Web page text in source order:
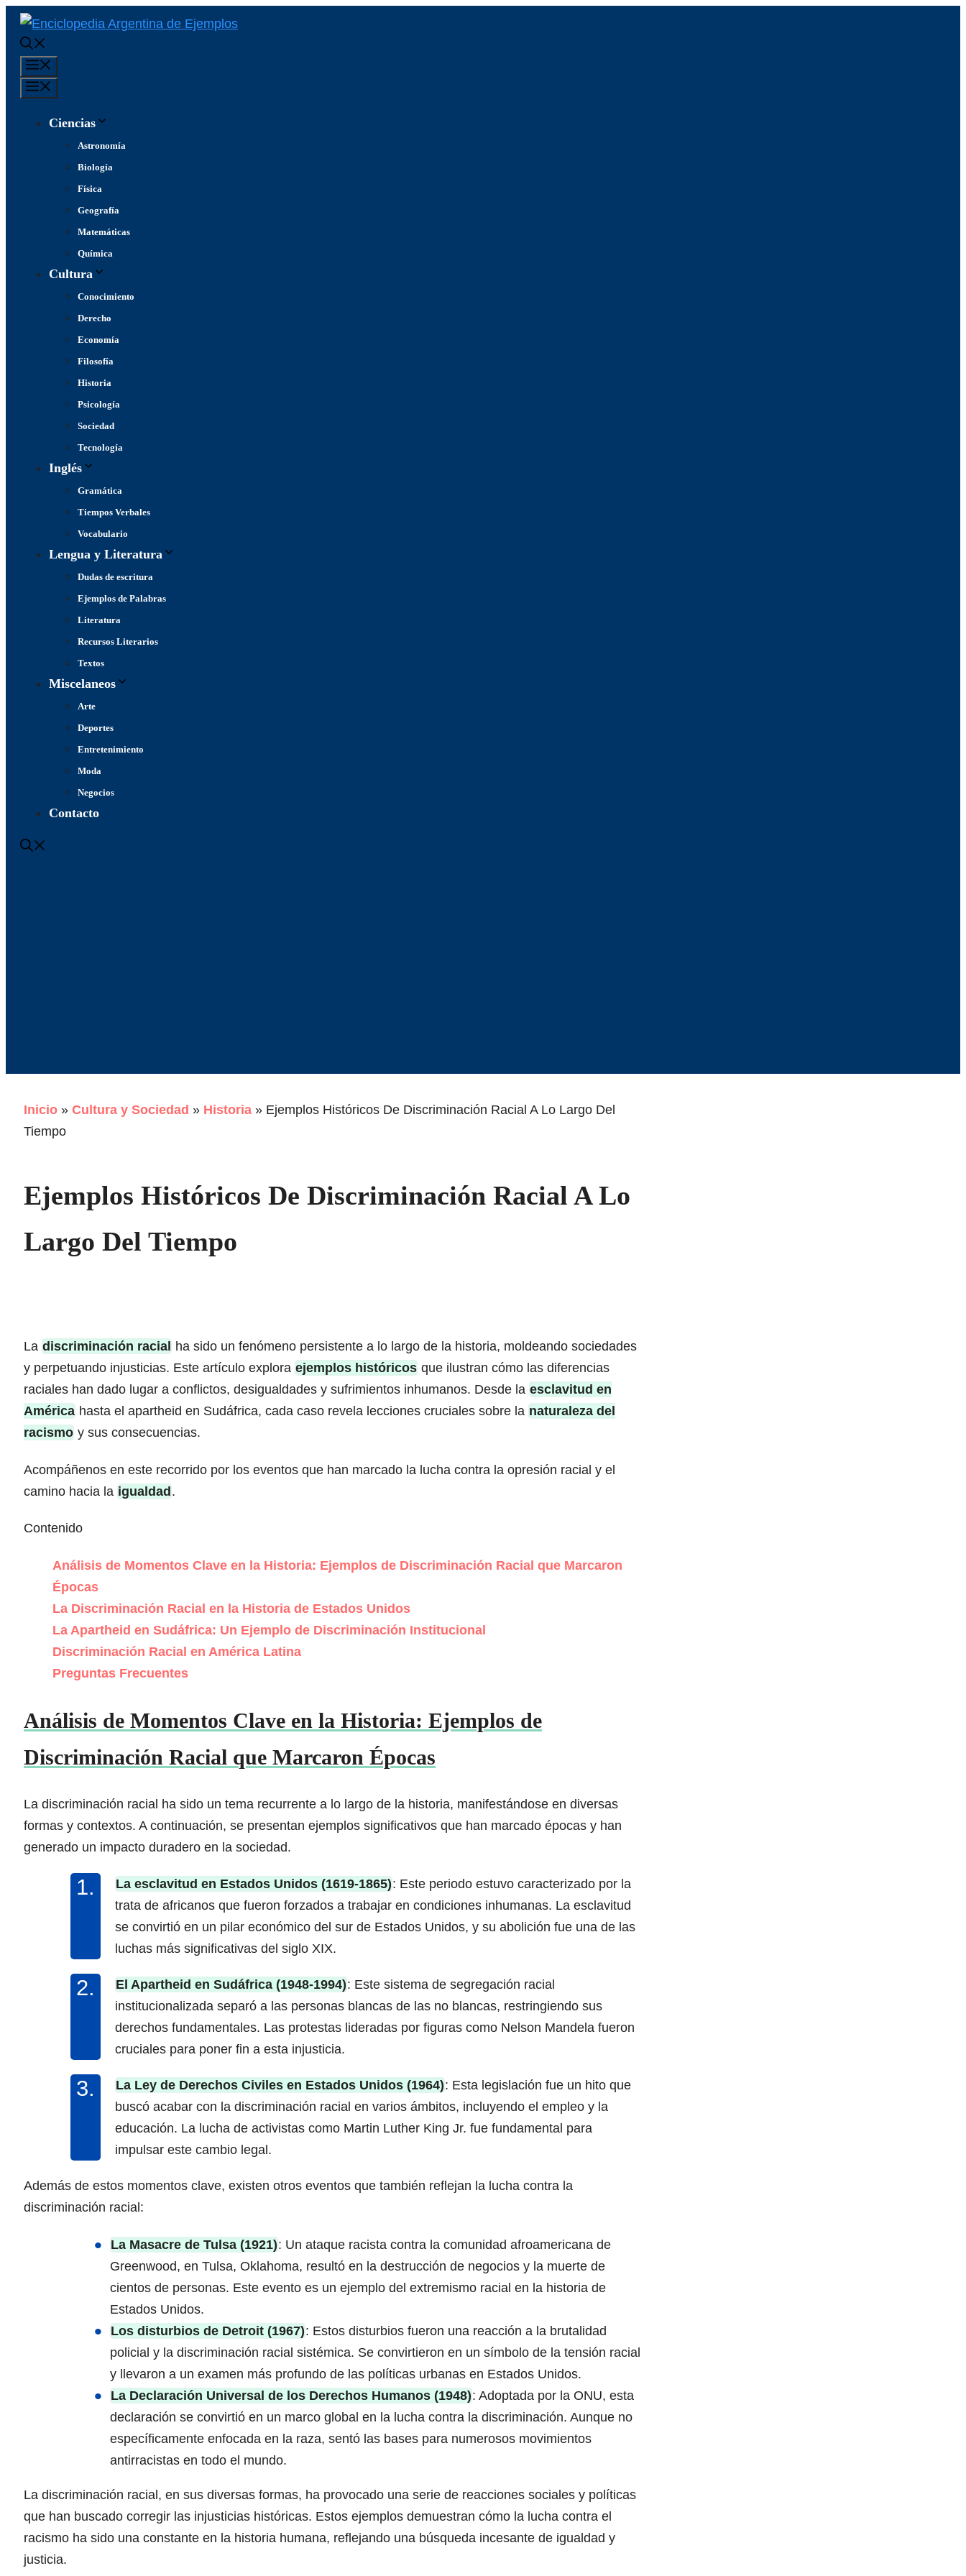
Saltar
contenido
Ciencias
Astronomía
Biología
Física
Geografía
Matemáticas
Química
Cultura
Conocimiento
Derecho
Economía
Filosofía
Historia
Psicología
Sociedad
Tecnología
Inglés
Gramática
Tiempos Verbales
Vocabulario
Lengua y Literatura
Dudas de escritura
Ejemplos de Palabras
Literatura
Recursos Literarios
Textos
Miscelaneos
Arte
Deportes
Entretenimiento
Moda
Negocios
Contacto
Inicio » Cultura y Sociedad » Historia » Ejemplos Históricos De Discriminación Racial A Lo Largo Del
Tiempo
Ejemplos Históricos De Discriminación Racial A Lo
Largo Del Tiempo
La discriminación racial
ha sido un fenómeno persistente a lo largo de la historia, moldeando sociedades
y perpetuando injusticias. Este artículo explora ejemplos históricos que ilustran cómo las diferencias
raciales han dado lugar a conflictos, desigualdades y sufrimientos inhumanos. Desde la esclavitud en
América hasta el apartheid en Sudáfrica, cada caso revela lecciones cruciales sobre la naturaleza del
racismo y sus consecuencias.
Acompáñenos en este recorrido por los eventos que han marcado la lucha contra la opresión racial y el
camino hacia la igualdad.
Contenido
Análisis de Momentos Clave en la Historia: Ejemplos de Discriminación Racial que Marcaron
Épocas
La Discriminación Racial en la Historia de Estados Unidos
La Apartheid en Sudáfrica: Un Ejemplo de Discriminación Institucional
Discriminación Racial en América Latina
Preguntas Frecuentes
Análisis de Momentos Clave en la Historia: Ejemplos de
Discriminación Racial que Marcaron Épocas
La discriminación racial ha sido un tema recurrente a lo largo de la historia, manifestándose en diversas
formas y contextos. A continuación, se presentan ejemplos significativos que han marcado épocas y han
generado un impacto duradero en la sociedad.
La esclavitud en Estados Unidos (1619-1865): Este periodo estuvo caracterizado por la
trata de africanos que fueron forzados a trabajar en condiciones inhumanas. La esclavitud
se convirtió en un pilar económico del sur de Estados Unidos, y su abolición fue una de las
luchas más significativas del siglo XIX.
El Apartheid en Sudáfrica (1948-1994): Este sistema de segregación racial
institucionalizada separó a las personas blancas de las no blancas, restringiendo sus
derechos fundamentales. Las protestas lideradas por figuras como Nelson Mandela fueron
cruciales para poner fin a esta injusticia.
La Ley de Derechos Civiles en Estados Unidos (1964): Esta legislación fue un hito que
buscó acabar con la discriminación racial en varios ámbitos, incluyendo el empleo y la
educación. La lucha de activistas como Martin Luther King Jr. fue fundamental para
impulsar este cambio legal.
Además de estos momentos clave, existen otros eventos que también reflejan la lucha contra la
discriminación racial:
La Masacre de Tulsa (1921): Un ataque racista contra la comunidad afroamericana de
Greenwood, en Tulsa, Oklahoma, resultó en la destrucción de negocios y la muerte de
cientos de personas. Este evento es un ejemplo del extremismo racial en la historia de
Estados Unidos.
Los disturbios de Detroit (1967): Estos disturbios fueron una reacción a la brutalidad
policial y la discriminación racial sistémica. Se convirtieron en un símbolo de la tensión racial
y llevaron a un examen más profundo de las políticas urbanas en Estados Unidos.
La Declaración Universal de los Derechos Humanos (1948): Adoptada por la ONU, esta
declaración se convirtió en un marco global en la lucha contra la discriminación. Aunque no
específicamente enfocada en la raza, sentó las bases para numerosos movimientos
antirracistas en todo el mundo.
La discriminación racial, en sus diversas formas, ha provocado una serie de reacciones sociales y políticas
que han buscado corregir las injusticias históricas. Estos ejemplos demuestran cómo la lucha contra el
racismo ha sido una constante en la historia humana, reflejando una búsqueda incesante de igualdad y
justicia.